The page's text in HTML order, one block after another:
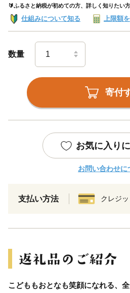
🔰ふるさと納税が初めての方、詳しく知りたい
仕組みについて知る 上限額
数量
寄付
お気に入り
お問い合わせに
支払い方法 クレジ
こどももおとなも笑顔になれる、